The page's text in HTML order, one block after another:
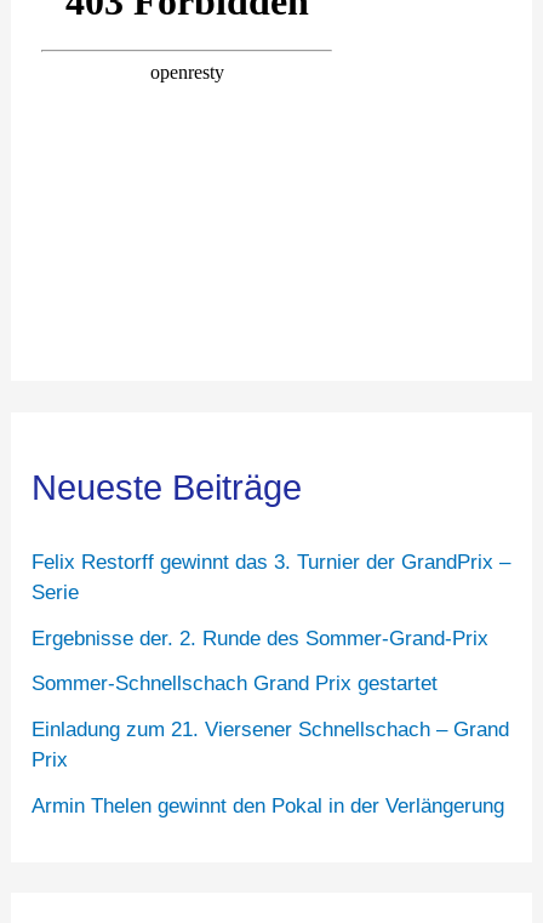
Neueste Beiträge
Felix Restorff gewinnt das 3. Turnier der GrandPrix –
Serie
Ergebnisse der. 2. Runde des Sommer-Grand-Prix
Sommer-Schnellschach Grand Prix gestartet
Einladung zum 21. Viersener Schnellschach – Grand
Prix
Armin Thelen gewinnt den Pokal in der Verlängerung